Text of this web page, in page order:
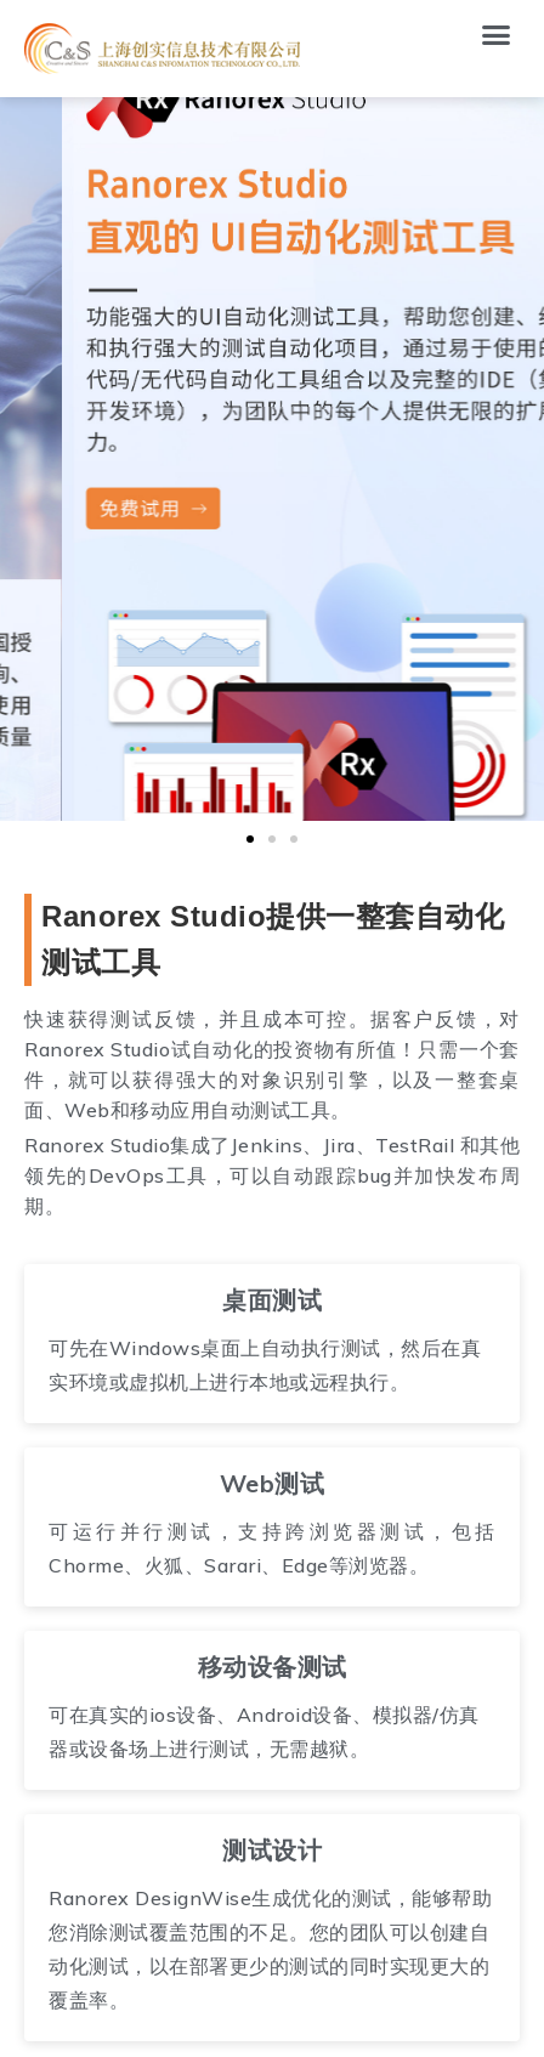
Ranorex Studio提供一整套自动化
测试工具
快速获得测试反馈，并且成本可控。据客户反馈，对
Ranorex Studio试自动化的投资物有所值！只需一个套
件，就可以获得强大的对象识别引擎，以及一整套桌
面、Web和移动应用自动测试工具。
Ranorex Studio集成了Jenkins、Jira、TestRail 和其他
领先的DevOps工具，可以自动跟踪bug并加快发布周
期。
桌面测试
可先在Windows桌面上自动执行测试，然后在真
实环境或虚拟机上进行本地或远程执行。
Web测试
可运行并行测试，支持跨浏览器测试，包括
Chorme、火狐、Sarari、Edge等浏览器。
移动设备测试
可在真实的ios设备、Android设备、模拟器/仿真
器或设备场上进行测试，无需越狱。
测试设计
Ranorex DesignWise生成优化的测试，能够帮助
您消除测试覆盖范围的不足。您的团队可以创建自
动化测试，以在部署更少的测试的同时实现更大的
覆盖率。